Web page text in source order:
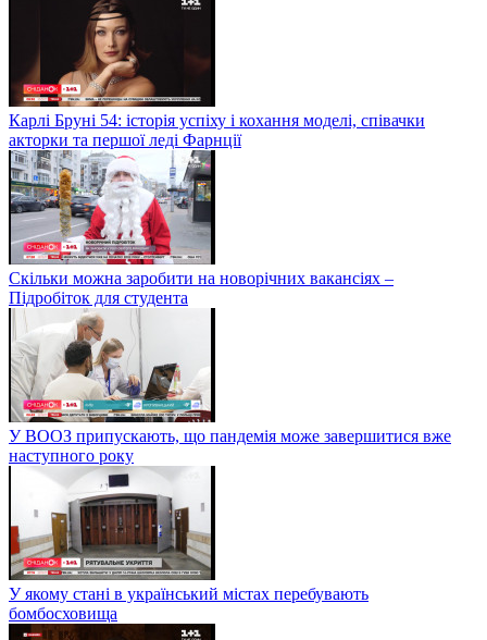
Карлі Бруні 54: історія успіху і кохання моделі, співачки
акторки та першої леді Фарнції
Скільки можна заробити на новорічних вакансіях –
Підробіток для студента
У ВООЗ припускають, що пандемія може завершитися вже
наступного року
У якому стані в український містах перебувають
бомбосховища